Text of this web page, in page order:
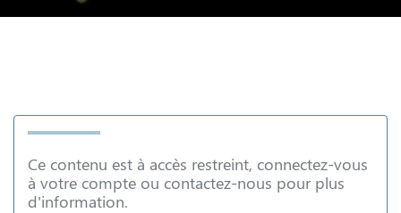
Ce contenu est à accès restreint, connectez-vous
à votre compte ou contactez-nous pour plus
d'information.